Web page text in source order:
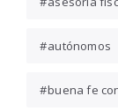
autónomos
buena fe